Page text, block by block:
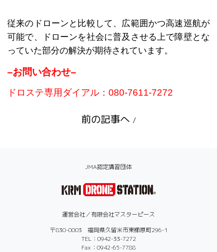
従来のドローンと比較して、広範囲かつ高速巡航が
可能で、ドローンを社会に普及させる上で障壁とな
っていた部分の解決が期待されています。
–お問い合わせ–
ドロステ専用ダイアル：080-7611-7272
前の記事へ /
JMA認定講習団体
運営会社／有限会社マスターピース
〒830-0003 福岡県久留米市東櫛原町296-1
TEL：0942-33-7272
Fax：0942-65-7788